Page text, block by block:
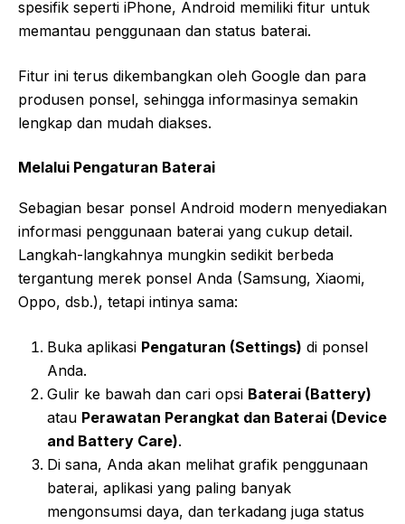
spesifik seperti iPhone, Android memiliki fitur untuk
memantau penggunaan dan status baterai.
Fitur ini terus dikembangkan oleh Google dan para
produsen ponsel, sehingga informasinya semakin
lengkap dan mudah diakses.
Melalui Pengaturan Baterai
Sebagian besar ponsel Android modern menyediakan
informasi penggunaan baterai yang cukup detail.
Langkah-langkahnya mungkin sedikit berbeda
tergantung merek ponsel Anda (Samsung, Xiaomi,
Oppo, dsb.), tetapi intinya sama:
Buka aplikasi Pengaturan (Settings) di ponsel
Anda.
Gulir ke bawah dan cari opsi Baterai (Battery)
atau Perawatan Perangkat dan Baterai (Device
and Battery Care).
Di sana, Anda akan melihat grafik penggunaan
baterai, aplikasi yang paling banyak
mengonsumsi daya, dan terkadang juga status